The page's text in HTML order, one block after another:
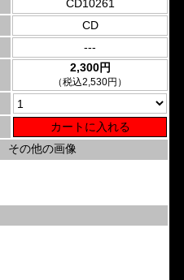
CD10261
CD
---
2,300円
（税込2,530円）
その他の画像